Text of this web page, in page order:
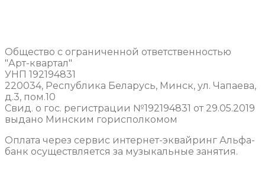
Общество с ограниченной ответственностью
"Арт-квартал"
УНП 192194831
220034, Республика Беларусь, Минск, ул. Чапаева,
д.3, пом.10
Свид. о гос. регистрации №192194831 от 29.05.2019
выдано Минским горисполкомом
Оплата через сервис интернет-эквайринг Альфа-
банк осуществляется за музыкальные занятия.